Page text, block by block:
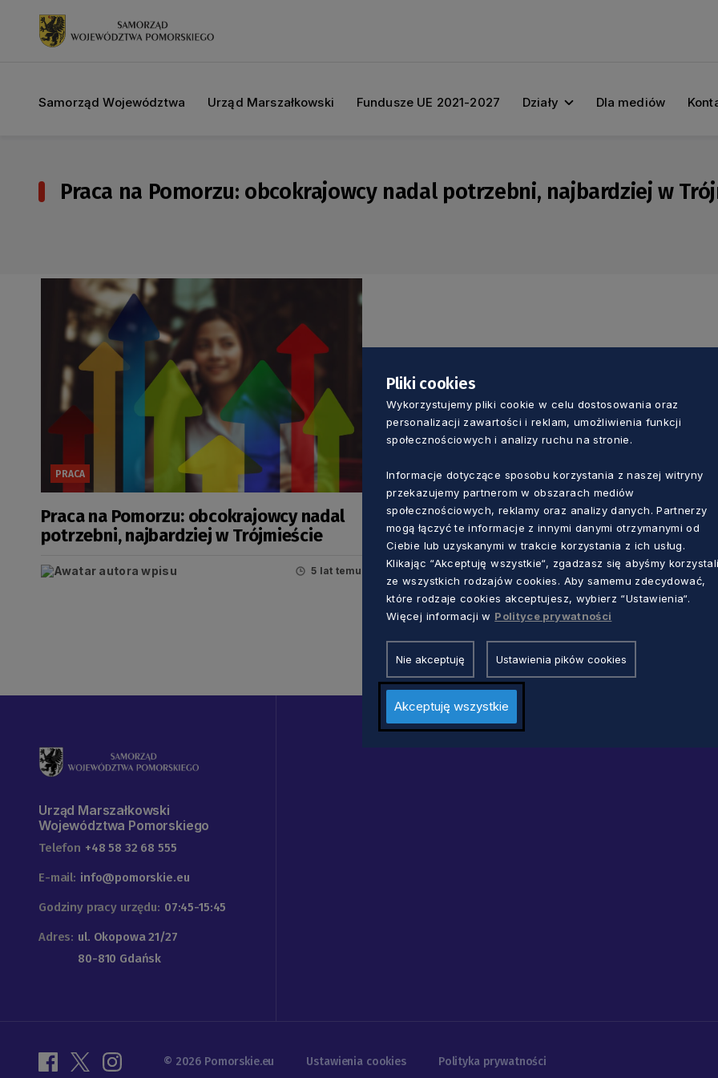
Samorząd Województwa Urząd Marszałkowski Fundusze UE 2021-2027 Działy Dla mediów
Praca na Pomorzu: obcokrajowcy nadal potrzebni, najbardziej w
PRACA
Praca na Pomorzu: obcokrajowcy nadal
potrzebni, najbardziej w Trójmieście
5 lat temu
Urząd Marszałkowski
Województwa Pomorskiego
Telefon +48 58 32 68 555
E-mail: info@pomorskie.eu
Godziny pracy urzędu: 07:45-15:45
Adres: ul. Okopowa 21/27
80-810 Gdańsk
© 2026 Pomorskie.eu Ustawienia cookies Polityka prywatności
Pliki cookies
Wykorzystujemy pliki cookie w celu dostosowania oraz
personalizacji zawartości i reklam, umożliwienia funkcji
społecznościowych i analizy ruchu na stronie.
Informacje dotyczące sposobu korzystania z naszej witryny
przekazujemy partnerom w obszarach mediów
społecznościowych, reklamy oraz analizy danych. Partnerzy
mogą łączyć te informacje z innymi danymi otrzymanymi od
Ciebie lub uzyskanymi w trakcie korzystania z ich usług.
Klikając “Akceptuję wszystkie“, zgadzasz się abyśmy
ze wszystkich rodzajów cookies. Aby samemu zdecydować,
które rodzaje cookies akceptujesz, wybierz “Ustawienia“.
Więcej informacji w Polityce prywatności
Nie akceptuję Ustawienia pików cookies
Akceptuję wszystkie